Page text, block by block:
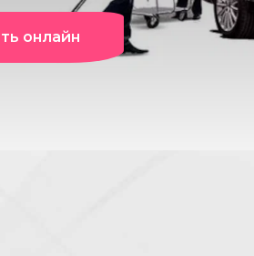
онлайн